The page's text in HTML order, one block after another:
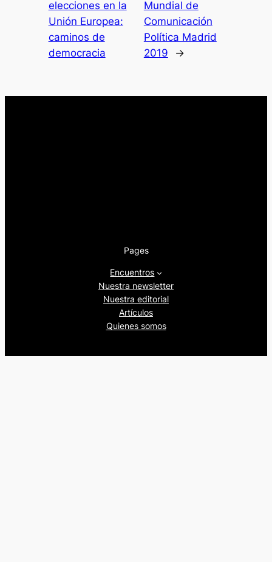
elecciones en la
Unión Europea:
caminos de
democracia
Mundial de
Comunicación
Política Madrid
2019
→
Pages
Encuentros
Nuestra newsletter
Nuestra editorial
Artículos
Quienes somos